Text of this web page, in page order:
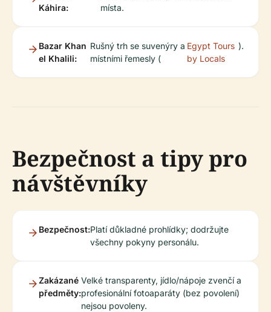
Káhira:
místa.
Bazar Khan
el Khalili:
Rušný trh se suvenýry a
místními řemesly (
Egypt Tours
by Locals
).
Bezpečnost a tipy pro
návštěvníky
Bezpečnost:Platí důkladné prohlídky; dodržujte
všechny pokyny personálu.
Zakázané
předměty:
Velké transparenty, jídlo/nápoje zvenčí a
profesionální fotoaparáty (bez povolení)
nejsou povoleny.